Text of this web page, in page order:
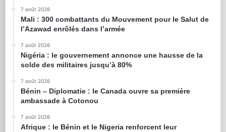
7 août 2026
Mali : 300 combattants du Mouvement pour le Salut de
l’Azawad enrôlés dans l’armée
7 août 2026
Nigéria : le gouvernement annonce une hausse de la
solde des militaires jusqu’à 80%
7 août 2026
Bénin – Diplomatie : le Canada ouvre sa première
ambassade à Cotonou
7 août 2026
Afrique : le Bénin et le Nigeria renforcent leur